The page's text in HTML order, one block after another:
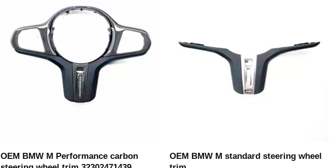
OEM BMW M Performance carbon
OEM BMW M standard steering wheel